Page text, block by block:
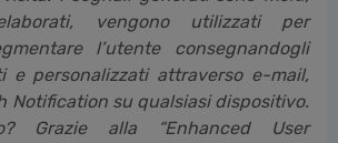
vengono utilizzati per
l’utente consegnandogli
e personalizzati attraverso e-mail,
Notification su qualsiasi dispositivo.
Grazie alla “Enhanced User